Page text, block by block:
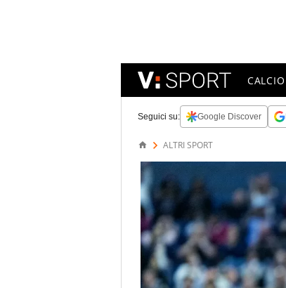
CALCIO
Seguici su: Google Discover
ALTRI SPORT